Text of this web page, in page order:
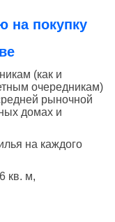
на покупку
(как и
очередникам)
рыночной
домах и
на каждого
кв. м,